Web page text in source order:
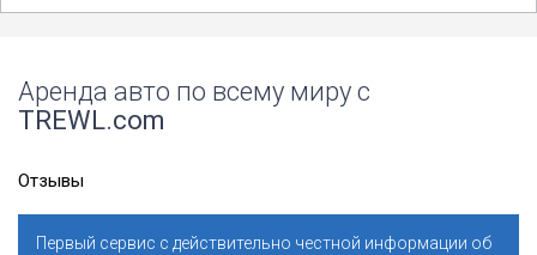
Аренда авто по всему миру с
TREWL.com
Отзывы
Первый сервис с действительно честной информации об